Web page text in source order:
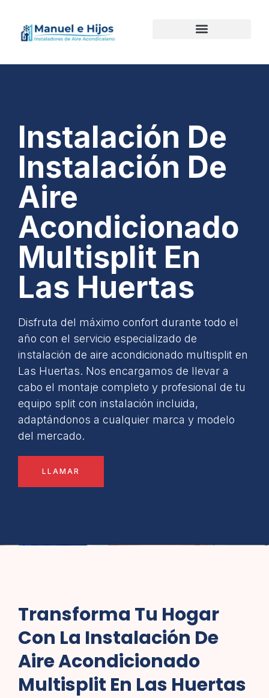
Instalación De
Instalación De
Aire
Acondicionado
Multisplit En
Las Huertas
Disfruta del máximo confort durante todo el
año con el servicio especializado de
instalación de aire acondicionado multisplit en
Las Huertas. Nos encargamos de llevar a
cabo el montaje completo y profesional de tu
equipo split con instalación incluida,
adaptándonos a cualquier marca y modelo
del mercado.
LLAMAR
Transforma Tu Hogar
Con La Instalación De
Aire Acondicionado
Multisplit En Las Huertas